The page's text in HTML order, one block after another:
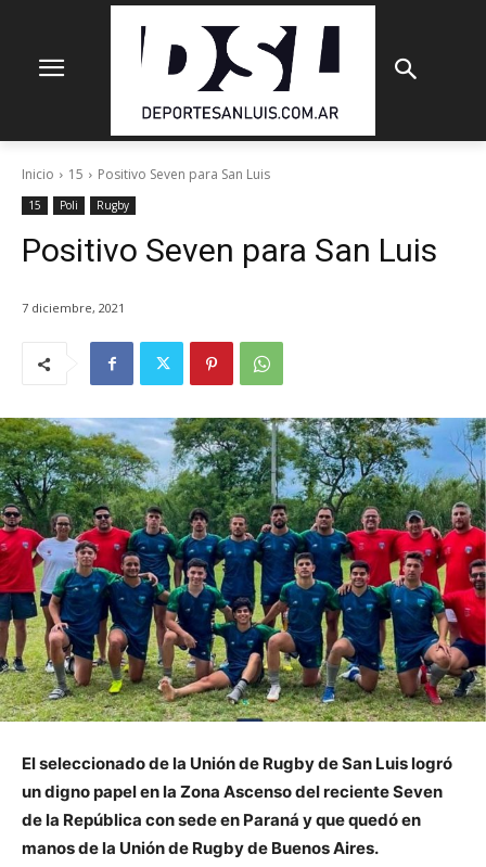
Inicio 15 Positivo Seven para San Luis
15 Poli Rugby
Positivo Seven para San Luis
7 diciembre, 2021
El seleccionado de la Unión de Rugby de San Luis logró
un digno papel en la Zona Ascenso del reciente Seven
de la República con sede en Paraná y que quedó en
manos de la Unión de Rugby de Buenos Aires.